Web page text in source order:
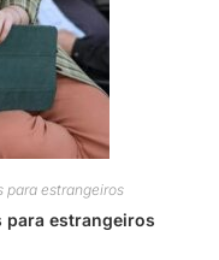
para estrangeiros
para estrangeiros